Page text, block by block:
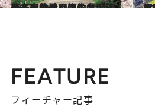
2022.4.16
【春の絶景画像】北海道・東北エリアの春の絶景＆風物詩の画像(41点)をチェック！
旅＆お出かけ 【春の絶景画像】中
FEATURE
フィーチャー記事